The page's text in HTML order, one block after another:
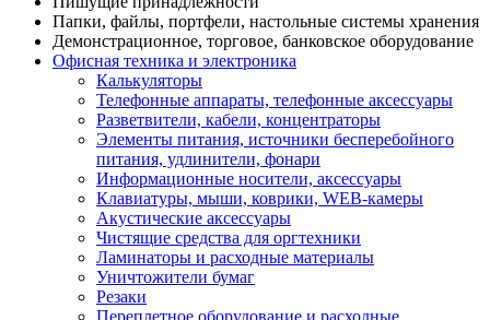
Папки, файлы, портфели, настольные системы хранения
Демонстрационное, торговое, банковское оборудование
Офисная техника и электроника
Калькуляторы
Телефонные аппараты, телефонные аксессуары
Разветвители, кабели, концентраторы
Элементы питания, источники бесперебойного
питания, удлинители, фонари
Информационные носители, аксессуары
Клавиатуры, мыши, коврики, WEB-камеры
Акустические аксессуары
Чистящие средства для оргтехники
Ламинаторы и расходные материалы
Уничтожители бумаг
Резаки
Переплетное оборудование и расходные